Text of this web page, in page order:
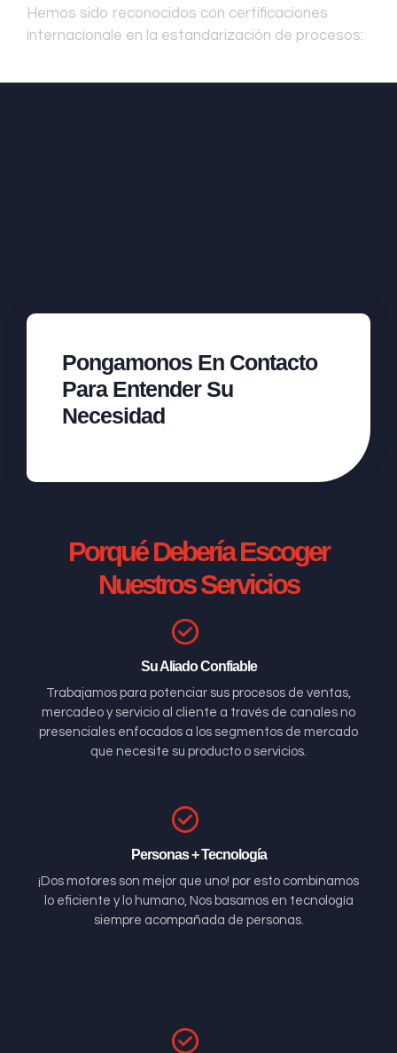
Hemos sido reconocidos con certificaciones
internacionale en la estandarización de procesos:
Pongamonos En Contacto
Para Entender Su
Necesidad
Porqué Debería Escoger
Nuestros Servicios
Su Aliado Confiable
Trabajamos para potenciar sus procesos de ventas,
mercadeo y servicio al cliente a través de canales no
presenciales enfocados a los segmentos de mercado
que necesite su producto o servicios.
Personas + Tecnología
¡Dos motores son mejor que uno! por esto combinamos
lo eficiente y lo humano, Nos basamos en tecnología
siempre acompañada de personas.